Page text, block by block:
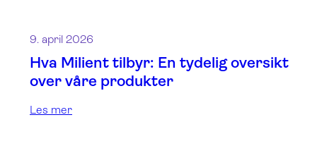
9. april 2026
Hva Milient tilbyr: En tydelig oversikt
over våre produkter
Les mer